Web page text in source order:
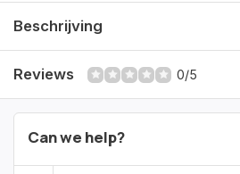
Beschrijving
Reviews 0/5
Can we help?